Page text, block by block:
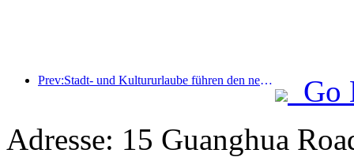
Prev:Stadt- und Kultururlaube führen den neuen Trend des Tourismuskonsums während der Maifeiertage an
Go
Adresse: 15 Guanghua